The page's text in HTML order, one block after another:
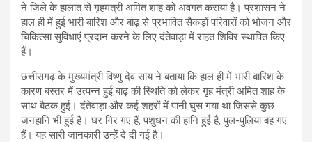
ने जिले के हालात से गृहमंत्री अमित शाह को अवगत कराया है। प्रशासन ने
हाल ही में हुई भारी बारिश और बाढ़ से प्रभावित सैकड़ों परिवारों को भोजन और
चिकित्सा सुविधाएं प्रदान करने के लिए दंतेवाड़ा में राहत शिविर स्थापित किए
हैं।
छत्तीसगढ़ के मुख्यमंत्री विष्णु देव साय ने बताया कि हाल ही में भारी बारिश के
कारण बस्तर में उत्पन्न हुई बाढ़ की स्थिति को लेकर गृह मंत्री अमित शाह के
साथ बैठक हुई। दंतेवाड़ा और कई शहरों में पानी घुस गया था जिससे कुछ
जनहानि भी हुई है। घर गिर गए हैं, पशुधन की हानि हुई है, पुल-पुलिया बह गए
हैं। यह सारी जानकारी उन्हें दे दी गई है।